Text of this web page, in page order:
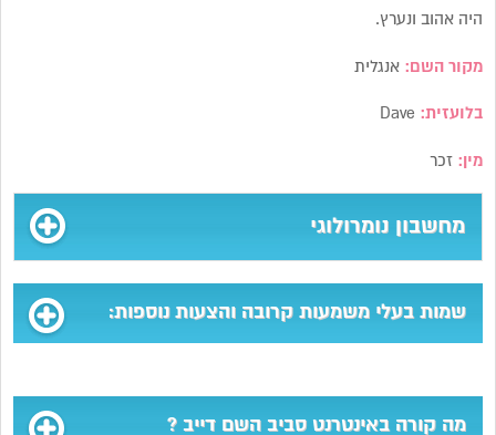
היה אהוב ונערץ.
מקור השם: אנגלית
בלועזית:
מין: זכר
מחשבון נומרולוגי
שמות בעלי משמעות קרובה והצעות נוספות:
מה קורה באינטרנט סביב השם דייב ?